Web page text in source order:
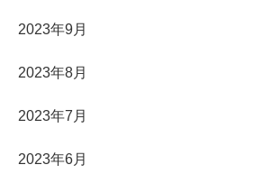
2023年9月
2023年8月
2023年7月
2023年6月